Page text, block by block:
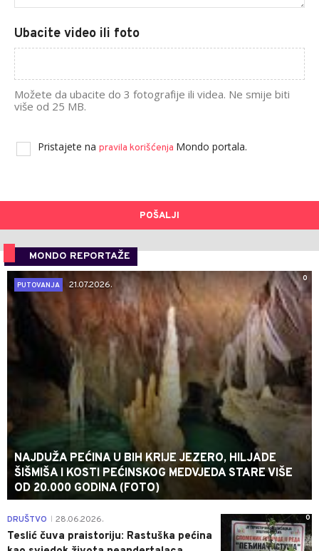
Ubacite video ili foto
Možete da ubacite do 3 fotografije ili videa. Ne smije biti
više od 25 MB.
Pristajete na pravila korišćenja Mondo portala.
POŠALJI
MONDO REPORTAŽE
0
PUTOVANJA
21.07.2026.
NAJDUŽA PEĆINA U BIH KRIJE JEZERO, HILJADE
ŠIŠMIŠA I KOSTI PEĆINSKOG MEDVJEDA STARE VIŠE
OD 20.000 GODINA (FOTO)
0
DRUŠTVO 28.06.2026.
Teslić čuva praistoriju: Rastuška pećina